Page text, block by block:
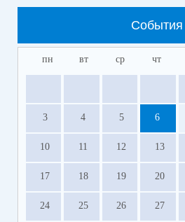
События
пн вт ср чт
3 4 5 6
10 11 12 13
17 18 19 20
24 25 26 27